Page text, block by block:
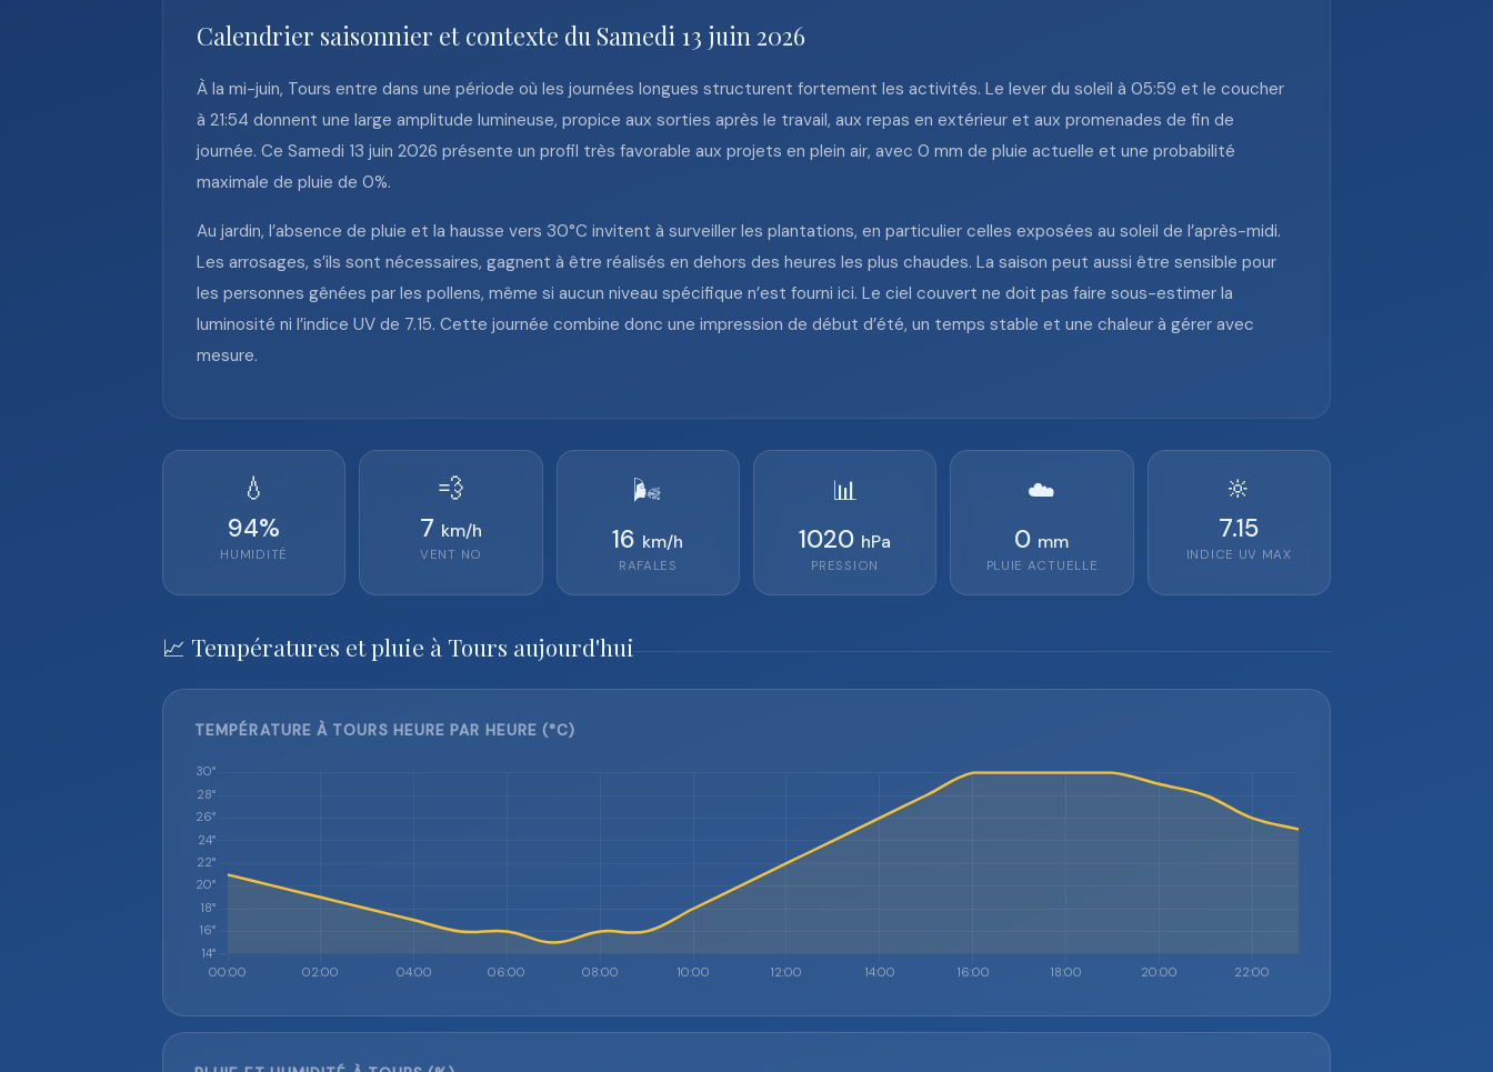
Calendrier saisonnier et contexte du Samedi 13 juin 2026
À la mi-juin, Tours entre dans une période où les journées longues structurent fortement les activités. Le lever du soleil à 05:59 et le coucher
à 21:54 donnent une large amplitude lumineuse, propice aux sorties après le travail, aux repas en extérieur et aux promenades de fin de
journée. Ce Samedi 13 juin 2026 présente un profil très favorable aux projets en plein air, avec 0 mm de pluie actuelle et une probabilité
maximale de pluie de 0%.
Au jardin, l’absence de pluie et la hausse vers 30°C invitent à surveiller les plantations, en particulier celles exposées au soleil de l’après-midi.
Les arrosages, s’ils sont nécessaires, gagnent à être réalisés en dehors des heures les plus chaudes. La saison peut aussi être sensible pour
les personnes gênées par les pollens, même si aucun niveau spécifique n’est fourni ici. Le ciel couvert ne doit pas faire sous-estimer la
luminosité ni l’indice UV de 7.15. Cette journée combine donc une impression de début d’été, un temps stable et une chaleur à gérer avec
mesure.
💧
94%
HUMIDITÉ
💨
7 km/h
VENT NO
🌬️
16 km/h
RAFALES
📊
1020 hPa
PRESSION
☁️
0 mm
PLUIE ACTUELLE
🔆
7.15
INDICE UV MAX
📈 Températures et pluie à Tours aujourd'hui
TEMPÉRATURE À TOURS HEURE PAR HEURE (°C)